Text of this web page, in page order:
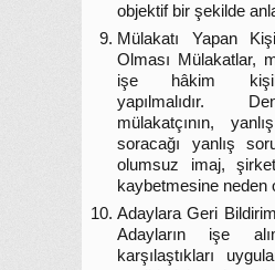
objektif bir şekilde
Mülakatı Yapan
Olması Mülakatlar,
işe hâkim
yapılmalıdır.
mülakatçının,
soracağı yanlış
olumsuz imaj,
kaybetmesine neden
Adaylara Geri
Adayların işe
karşılaştıkları